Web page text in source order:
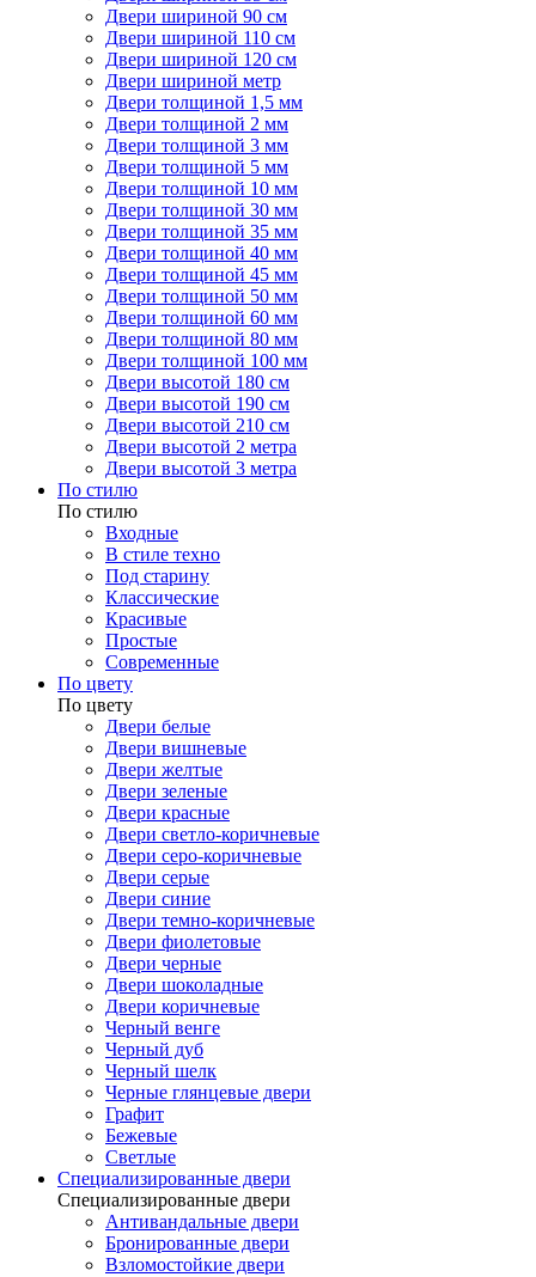
Двери шириной 90 см
Двери шириной 110 см
Двери шириной 120 см
Двери шириной метр
Двери толщиной 1,5 мм
Двери толщиной 2 мм
Двери толщиной 3 мм
Двери толщиной 5 мм
Двери толщиной 10 мм
Двери толщиной 30 мм
Двери толщиной 35 мм
Двери толщиной 40 мм
Двери толщиной 45 мм
Двери толщиной 50 мм
Двери толщиной 60 мм
Двери толщиной 80 мм
Двери толщиной 100 мм
Двери высотой 180 см
Двери высотой 190 см
Двери высотой 210 см
Двери высотой 2 метра
Двери высотой 3 метра
По стилю
По стилю
Входные
В стиле техно
Под старину
Классические
Красивые
Простые
Современные
По цвету
По цвету
Двери белые
Двери вишневые
Двери желтые
Двери зеленые
Двери красные
Двери светло-коричневые
Двери серо-коричневые
Двери серые
Двери синие
Двери темно-коричневые
Двери фиолетовые
Двери черные
Двери шоколадные
Двери коричневые
Черный венге
Черный дуб
Черный шелк
Черные глянцевые двери
Графит
Бежевые
Светлые
Специализированные двери
Специализированные двери
Антивандальные двери
Бронированные двери
Взломостойкие двери